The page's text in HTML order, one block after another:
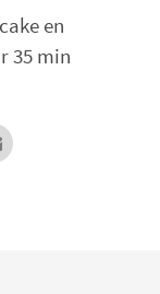
en
35 min